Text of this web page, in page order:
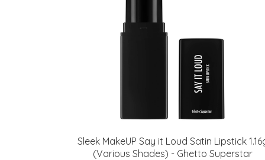
Sleek MakeUP Say it Loud Satin Lipstick
(Various Shades) - Ghetto Superstar